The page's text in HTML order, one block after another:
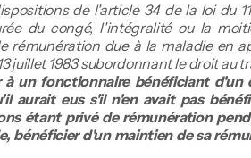
de l'article 34 de la loi du
du congé, l'intégralité ou la
rémunération due à la maladie en
juillet 1983 subordonnant le droit au
un fonctionnaire bénéficiant d'un
aurait eus s'il n'en avait pas
étant privé de rémunération
bénéficier d'un maintien de sa